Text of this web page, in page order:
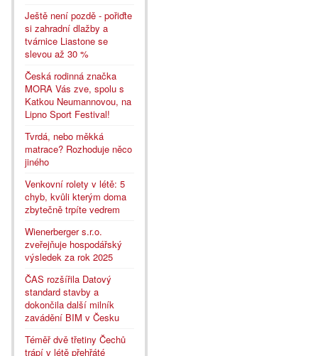
Ještě není pozdě - pořiďte
si zahradní dlažby a
tvárnice Liastone se
slevou až 30 %
Česká rodinná značka
MORA Vás zve, spolu s
Katkou Neumannovou, na
Lipno Sport Festival!
Tvrdá, nebo měkká
matrace? Rozhoduje něco
jiného
Venkovní rolety v létě: 5
chyb, kvůli kterým doma
zbytečně trpíte vedrem
Wienerberger s.r.o.
zveřejňuje hospodářský
výsledek za rok 2025
ČAS rozšířila Datový
standard stavby a
dokončila další milník
zavádění BIM v Česku
Téměř dvě třetiny Čechů
trápí v létě přehřáté